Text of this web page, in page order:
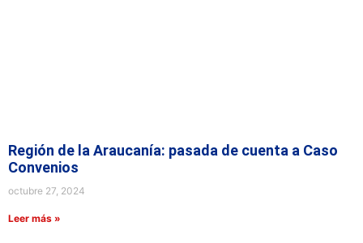
Región de la Araucanía: pasada de cuenta a Caso
Convenios
octubre 27, 2024
Leer más »